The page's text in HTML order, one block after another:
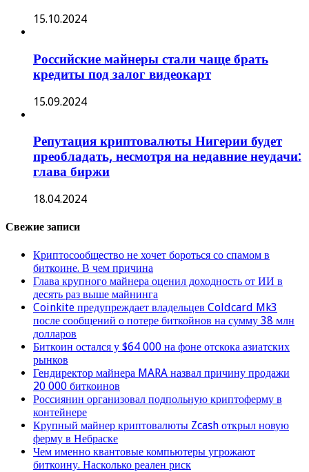
15.10.2024
Российские майнеры стали чаще брать
кредиты под залог видеокарт
15.09.2024
Репутация криптовалюты Нигерии будет
преобладать, несмотря на недавние неудачи:
глава биржи
18.04.2024
Свежие записи
Криптосообщество не хочет бороться со спамом в
биткоине. В чем причина
Глава крупного майнера оценил доходность от ИИ в
десять раз выше майнинга
Coinkite предупреждает владельцев Coldcard Mk3
после сообщений о потере биткойнов на сумму 38 млн
долларов
Биткоин остался у $64 000 на фоне отскока азиатских
рынков
Гендиректор майнера MARA назвал причину продажи
20 000 биткоинов
Россиянин организовал подпольную криптоферму в
контейнере
Крупный майнер криптовалюты Zcash открыл новую
ферму в Небраске
Чем именно квантовые компьютеры угрожают
биткоину. Насколько реален риск